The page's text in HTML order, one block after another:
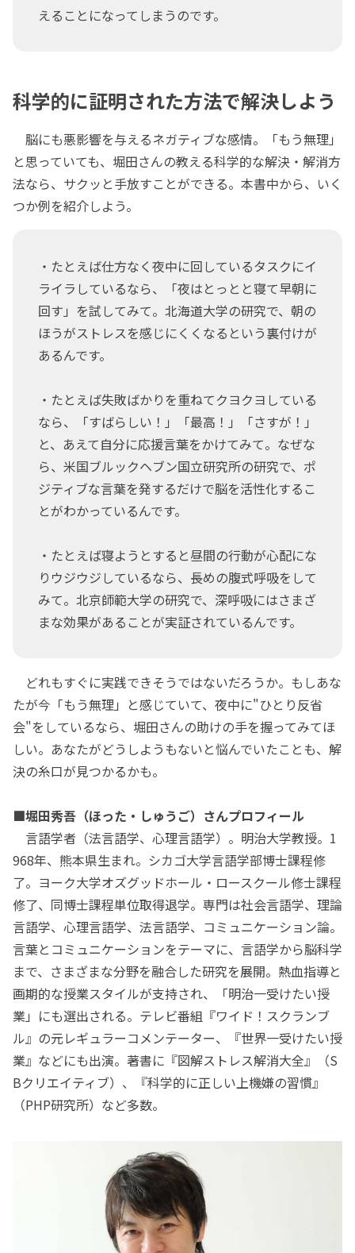
えることになってしまうのです。
科学的に証明された方法で解決しよう
脳にも悪影響を与えるネガティブな感情。「もう無理」
と思っていても、堀田さんの教える科学的な解決・解消方
法なら、サクッと手放すことができる。本書中から、いく
つか例を紹介しよう。
・たとえば仕方なく夜中に回しているタスクにイ
ライラしているなら、「夜はとっとと寝て早朝に
回す」を試してみて。北海道大学の研究で、朝の
ほうがストレスを感じにくくなるという裏付けが
あるんです。
・たとえば失敗ばかりを重ねてクヨクヨしている
なら、「すばらしい！」「最高！」「さすが！」
と、あえて自分に応援言葉をかけてみて。なぜな
ら、米国ブルックヘブン国立研究所の研究で、ポ
ジティブな言葉を発するだけで脳を活性化するこ
とがわかっているんです。
・たとえば寝ようとすると昼間の行動が心配にな
りウジウジしているなら、長めの腹式呼吸をして
みて。北京師範大学の研究で、深呼吸にはさまざ
まな効果があることが実証されているんです。
どれもすぐに実践できそうではないだろうか。もしあな
たが今「もう無理」と感じていて、夜中に"ひとり反省
会"をしているなら、堀田さんの助けの手を握ってみてほ
しい。あなたがどうしようもないと悩んでいたことも、解
決の糸口が見つかるかも。
■堀田秀吾（ほった・しゅうご）さんプロフィール
言語学者（法言語学、心理言語学）。明治大学教授。1
968年、熊本県生まれ。シカゴ大学言語学部博士課程修
了。ヨーク大学オズグッドホール・ロースクール修士課程
修了、同博士課程単位取得退学。専門は社会言語学、理論
言語学、心理言語学、法言語学、コミュニケーション論。
言葉とコミュニケーションをテーマに、言語学から脳科学
まで、さまざまな分野を融合した研究を展開。熱血指導と
画期的な授業スタイルが支持され、「明治一受けたい授
業」にも選出される。テレビ番組『ワイド！スクランブ
ル』の元レギュラーコメンテーター、『世界一受けたい授
業』などにも出演。著書に『図解ストレス解消大全』（S
Bクリエイティブ）、『科学的に正しい上機嫌の習慣』
（PHP研究所）など多数。